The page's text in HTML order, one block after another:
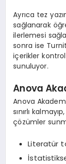
Ayrıca tez
sağlanarak
ilerlemesi
sonra ise
içerikler
sunuluyor.
Anova
Anova
sınırlı
çözümler
Literatür